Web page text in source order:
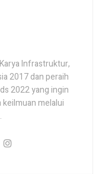
Infrastruktur,
2017 dan peraih
2022 yang ingin
melalui